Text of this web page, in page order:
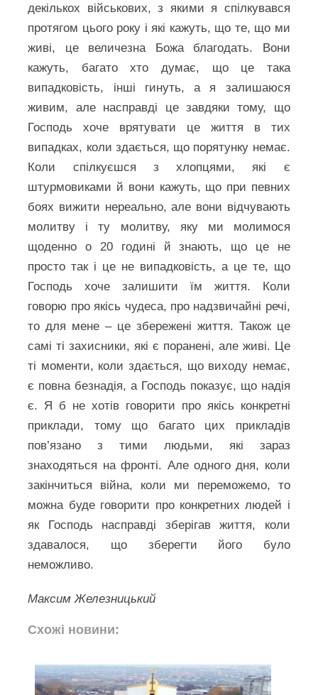
декількох військових, з якими я спілкувався
протягом цього року і які кажуть, що те, що ми
живі, це величезна Божа благодать. Вони
кажуть, багато хто думає, що це така
випадковість, інші гинуть, а я залишаюся
живим, але насправді це завдяки тому, що
Господь хоче врятувати це життя в тих
випадках, коли здається, що порятунку немає.
Коли спілкуєшся з хлопцями, які є
штурмовиками й вони кажуть, що при певних
боях вижити нереально, але вони відчувають
молитву і ту молитву, яку ми молимося
щоденно о 20 годині й знають, що це не
просто так і це не випадковість, а це те, що
Господь хоче залишити їм життя. Коли
говорю про якісь чудеса, про надзвичайні речі,
то для мене – це збережені життя. Також це
самі ті захисники, які є поранені, але живі. Це
ті моменти, коли здається, що виходу немає,
є повна безнадія, а Господь показує, що надія
є. Я б не хотів говорити про якісь конкретні
приклади, тому що багато цих прикладів
пов’язано з тими людьми, які зараз
знаходяться на фронті. Але одного дня, коли
закінчиться війна, коли ми переможемо, то
можна буде говорити про конкретних людей і
як Господь насправді зберігав життя, коли
здавалося, що зберегти його було
неможливо.
Максим Железницький
Схожі новини: